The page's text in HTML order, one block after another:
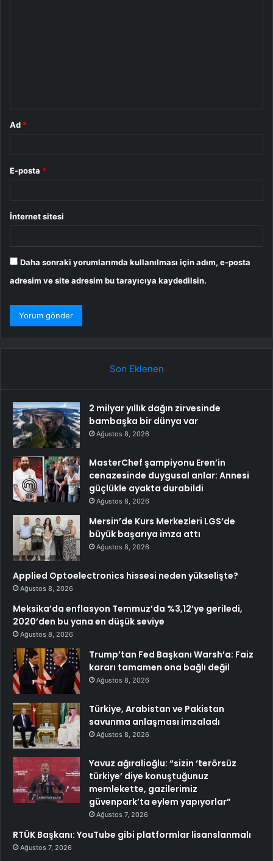
Ad *
E-posta *
İnternet sitesi
Daha sonraki yorumlarımda kullanılması için adım, e-posta
adresim ve site adresim bu tarayıcıya kaydedilsin.
Son Eklenen
2 milyar yıllık dağın zirvesinde
bambaşka bir dünya var
Ağustos 8, 2026
MasterChef şampiyonu Eren’in
cenazesinde duygusal anlar: Annesi
güçlükle ayakta durabildi
Ağustos 8, 2026
Mersin’de Kurs Merkezleri LGS’de
büyük başarıya imza attı
Ağustos 8, 2026
Applied Optoelectronics hissesi neden yükselişte?
Ağustos 8, 2026
Meksika’da enflasyon Temmuz’da %3,12’ye geriledi,
2020’den bu yana en düşük seviye
Ağustos 8, 2026
Trump’tan Fed Başkanı Warsh’a: Faiz
kararı tamamen ona bağlı değil
Ağustos 8, 2026
Türkiye, Arabistan ve Pakistan
savunma anlaşması imzaladı
Ağustos 8, 2026
Yavuz ağıralioğlu: “sizin ‘terörsüz
türkiye’ diye konuştuğunuz
memlekette, gazilerimiz
güvenpark’ta eylem yapıyorlar”
Ağustos 7, 2026
RTÜK Başkanı: YouTube gibi platformlar lisanslanmalı
Ağustos 7, 2026